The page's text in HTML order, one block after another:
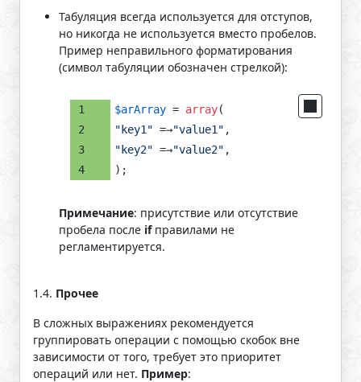
Табуляция всегда используется для отступов,
но никогда не используется вместо пробелов.
Пример неправильного форматирования
(символ табуляции обозначен стрелкой):
$arArray = array(
"key1" =→"value1" ,
"key2" =→"value2" ,
);
Примечание: присутствие или отсутствие
пробела после ifправилами не
регламентируется.
1.4. Прочее
В сложных выражениях рекомендуется
группировать операции с помощью скобок вне
зависимости от того, требует это приоритет
операций или нет. Пример: